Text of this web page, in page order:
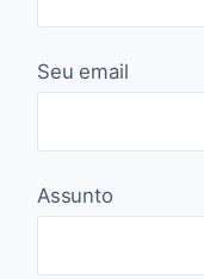
Seu email
Assunto